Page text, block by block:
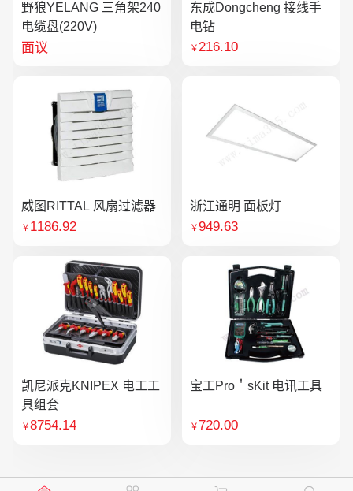
野狼YELANG 三角架240
电缆盘(220V)
面议
东成Dongcheng 接线手
电钻
￥216.10
威图RITTAL 风扇过滤器
￥ 1186.92
浙江通明 面板灯
￥949.63
凯尼派克KNIPEX 电工工
具组套
￥8754.14
宝工Pro＇sKit 电讯工具
￥720.00